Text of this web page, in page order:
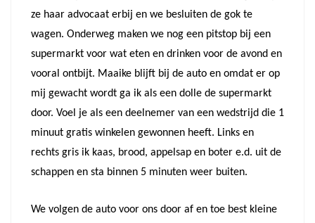
ze haar advocaat erbij en we besluiten de gok te
wagen. Onderweg maken we nog een pitstop bij een
supermarkt voor wat eten en drinken voor de avond en
vooral ontbijt. Maaike blijft bij de auto en omdat er op
mij gewacht wordt ga ik als een dolle de supermarkt
door. Voel je als een deelnemer van een wedstrijd die 1
minuut gratis winkelen gewonnen heeft. Links en
rechts gris ik kaas, brood, appelsap en boter e.d. uit de
schappen en sta binnen 5 minuten weer buiten.
We volgen de auto voor ons door af en toe best kleine